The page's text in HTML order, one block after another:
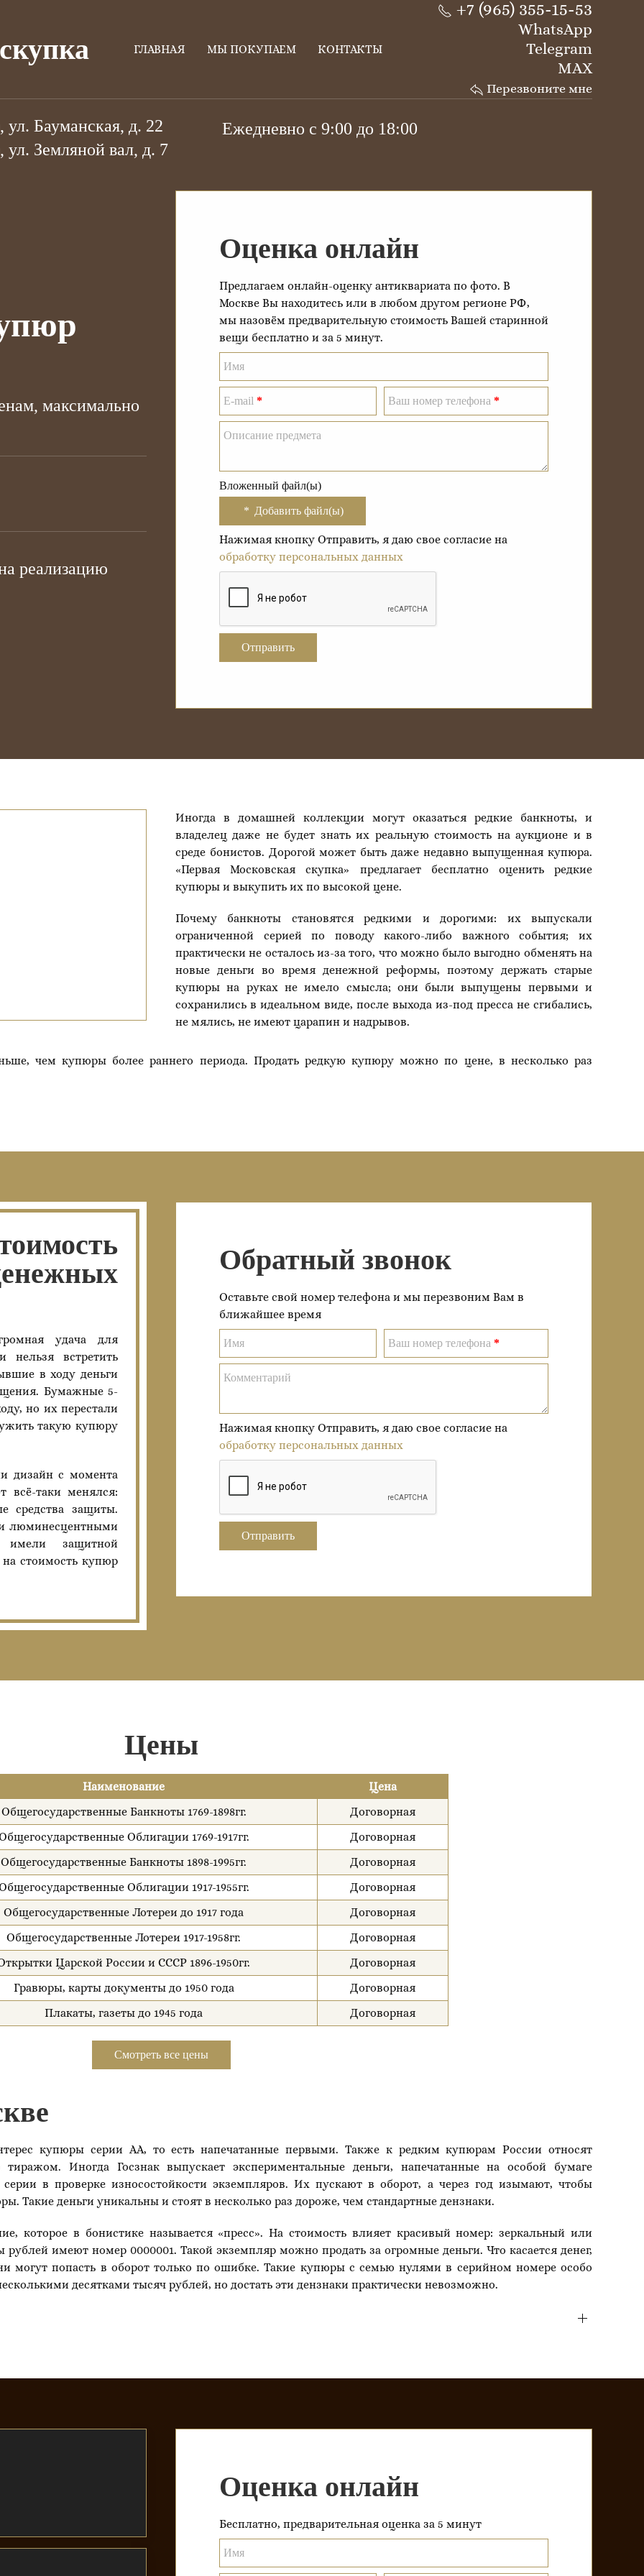
ГЛАВНАЯ МЫ ПОКУПАЕМ КОНТАКТЫ
+7 (965) 355-15-53
WhatsApp
Telegram
MAX
Перезвоните мне
ул. Бауманская, д. 22
ул. Земляной вал, д. 7
Ежедневно с 9:00 до 18:00
максимально
реализацию
Оценка онлайн
Предлагаем онлайн-оценку антиквариата по фото. В
Москве Вы находитесь или в любом другом регионе РФ,
мы назовём предварительную стоимость Вашей старинной
вещи бесплатно и за 5 минут.
Имя
E-mail * Ваш номер телефона *
Описание предмета
Вложенный файл(ы)
Добавить файл(ы)
Нажимая кнопку Отправить, я даю свое согласие на
обработку персональных данных
Отправить
Иногда в домашней коллекции могут оказаться редкие банкноты, и
владелец даже не будет знать их реальную стоимость на аукционе и в
среде бонистов. Дорогой может быть даже недавно выпущенная купюра.
«Первая Московская скупка» предлагает бесплатно оценить редкие
купюры и выкупить их по высокой цене.
Почему банкноты становятся редкими и дорогими: их выпускали
ограниченной серией по поводу какого-либо важного события; их
практически не осталось из-за того, что можно было выгодно обменять на
новые деньги во время денежной реформы, поэтому держать старые
купюры на руках не имело смысла; они были выпущены первыми и
сохранились в идеальном виде, после выхода из-под пресса не сгибались,
не мялись, не имеют царапин и надрывов.
чем купюры более раннего периода. Продать редкую купюру можно по цене, в несколько раз
удача для
нельзя встретить
в ходу деньги
Бумажные 5-
но их перестали
такую купюру
дизайн с момента
всё-таки менялся:
средства защиты.
люминесцентными
защитной
стоимость купюр
Обратный звонок
Оставьте свой номер телефона и мы перезвоним Вам в
ближайшее время
Имя Ваш номер телефона *
Комментарий
Нажимая кнопку Отправить, я даю свое согласие на
обработку персональных данных
Отправить
Цены
Наименование
Цена
Общегосударственные Банкноты 1769-1898гг.
Договорная
Облигации 1769-1917гг.
Договорная
Общегосударственные Банкноты 1898-1995гг.
Договорная
Облигации 1917-1955гг.
Договорная
Общегосударственные Лотереи до 1917 года
Договорная
Общегосударственные Лотереи 1917-1958гг.
Договорная
Царской России и СССР 1896-1950гг.
Договорная
Гравюры, карты документы до 1950 года
Договорная
Плакаты, газеты до 1945 года Договорная
Смотреть все цены
купюры серии АА, то есть напечатанные первыми. Также к редким купюрам России относят
Иногда Госзнак выпускает экспериментальные деньги, напечатанные на особой бумаге
в проверке износостойкости экземпляров. Их пускают в оборот, а через год изымают, чтобы
Такие деньги уникальны и стоят в несколько раз дороже, чем стандартные дензнаки.
которое в бонистике называется «пресс». На стоимость влияет красивый номер: зеркальный или
имеют номер 0000001. Такой экземпляр можно продать за огромные деньги. Что касается денег,
могут попасть в оборот только по ошибке. Такие купюры с семью нулями в серийном номере особо
десятками тысяч рублей, но достать эти дензнаки практически невозможно.
Оценка онлайн
Бесплатно, предварительная оценка за 5 минут
Имя